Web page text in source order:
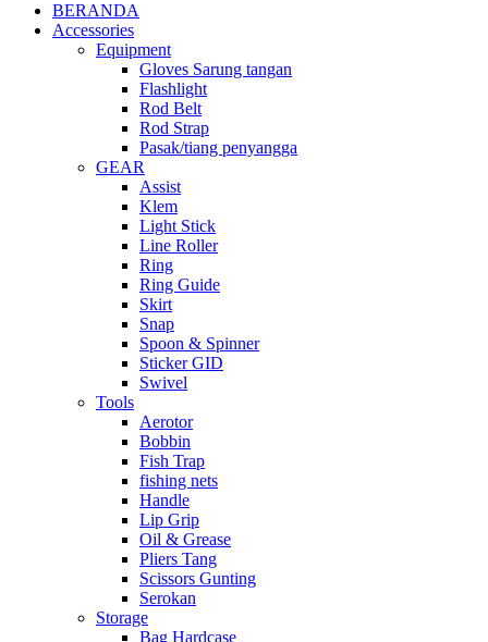
BERANDA
Accessories
Equipment
Gloves Sarung tangan
Flashlight
Rod Belt
Rod Strap
Pasak/tiang penyangga
GEAR
Assist
Klem
Light Stick
Line Roller
Ring
Ring Guide
Skirt
Snap
Spoon & Spinner
Sticker GID
Swivel
Tools
Aerotor
Bobbin
Fish Trap
fishing nets
Handle
Lip Grip
Oil & Grease
Pliers Tang
Scissors Gunting
Serokan
Storage
Bag Hardcase